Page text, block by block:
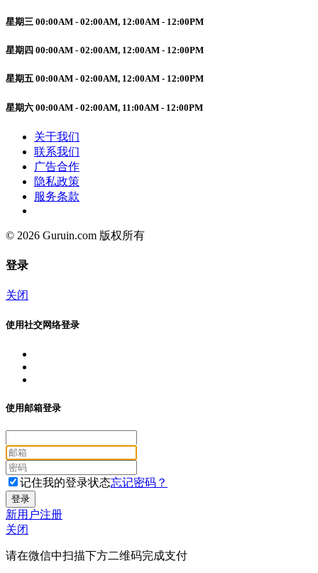
星期三 00:00AM - 02:00AM, 12:00AM - 12:00PM
星期四 00:00AM - 02:00AM, 12:00AM - 12:00PM
星期五 00:00AM - 02:00AM, 12:00AM - 12:00PM
星期六 00:00AM - 02:00AM, 11:00AM - 12:00PM
关于我们
联系我们
广告合作
隐私政策
服务条款
© 2026 Guruin.com 版权所有
登录
关闭
使用社交网络登录
使用邮箱登录
记住我的登录状态忘记密码？
新用户注册
关闭
请在微信中扫描下方二维码完成支付